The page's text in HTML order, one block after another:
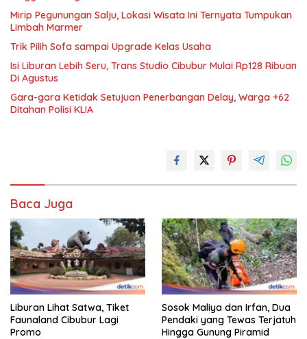
Mirip Pegunungan Salju, Lokasi Wisata Ini Ternyata Tumpukan
Limbah Marmer
Trik Pilih Sofa sampai Upgrade Kelas Usaha
Isi Liburan Lebih Seru, Trans Studio Cibubur Mulai Rp128 Ribuan
Di Agustus
Gara-gara Ketidak Setujuan Penerbangan Delay, Warga +62
Ditahan Polisi KLIA
Baca Juga
Liburan Lihat Satwa, Tiket
Faunaland Cibubur Lagi
Promo
Sosok Maliya dan Irfan, Dua
Pendaki yang Tewas Terjatuh
Hingga Gunung Piramid